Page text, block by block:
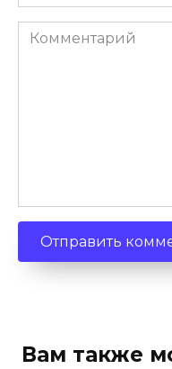
Комментарий
Вам также